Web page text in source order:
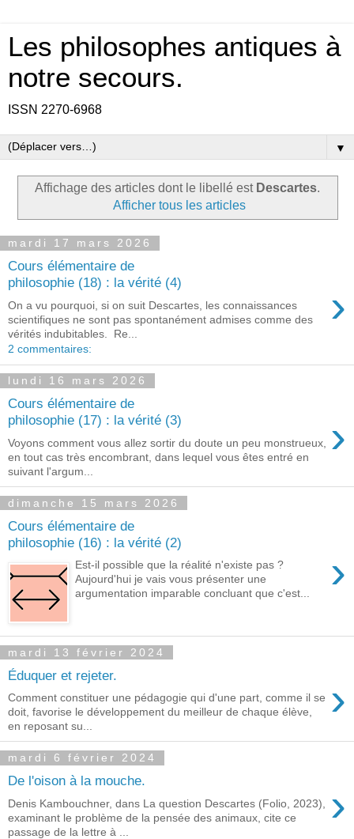
Les philosophes antiques à
notre secours.
ISSN 2270-6968
▼
Affichage des articles dont le libellé est Descartes.
Afficher tous les articles
mardi 17 mars 2026
Cours élémentaire de
philosophie (18) : la vérité (4)
›
On a vu pourquoi, si on suit Descartes, les connaissances
scientifiques ne sont pas spontanément admises comme des
vérités indubitables. Re...
2 commentaires:
lundi 16 mars 2026
Cours élémentaire de
philosophie (17) : la vérité (3)
›
Voyons comment vous allez sortir du doute un peu monstrueux,
en tout cas très encombrant, dans lequel vous êtes entré en
suivant l'argum...
dimanche 15 mars 2026
Cours élémentaire de
philosophie (16) : la vérité (2)
›
Est-il possible que la réalité n'existe pas ?
Aujourd'hui je vais vous présenter une
argumentation imparable concluant que c'est...
mardi 13 février 2024
Éduquer et rejeter. ›
Comment constituer une pédagogie qui d'une part, comme il se
doit, favorise le développement du meilleur de chaque élève,
en reposant su...
mardi 6 février 2024
De l'oison à la mouche. ›
Denis Kambouchner, dans La question Descartes (Folio, 2023),
examinant le problème de la pensée des animaux, cite ce
passage de la lettre à ...